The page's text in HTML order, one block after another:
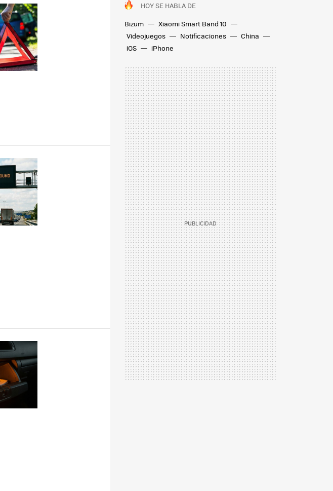
HOY SE HABLA DE
Bizum
Xiaomi Smart Band 10
Videojuegos
Notificaciones
China
iOS
iPhone